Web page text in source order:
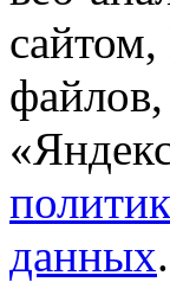
данных.